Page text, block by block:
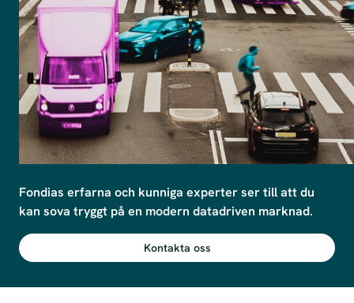
Fondias erfarna och kunniga experter ser till att du
kan sova tryggt på en modern datadriven marknad.
Kontakta oss